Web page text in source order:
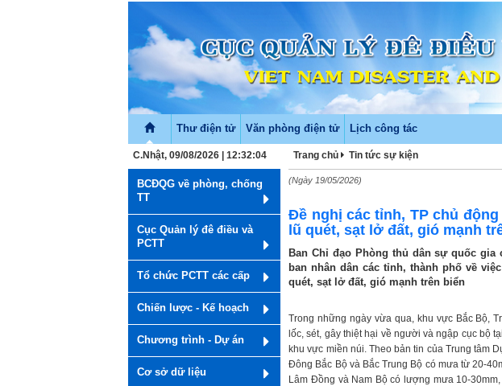
Thư điện tử Văn phòng điện tử Lịch công tác
C.Nhật, 09/08/2026 | 12:32:04 Trang chủ Tin tức sự kiện
BCĐQG về phòng, chống
TT
Cục Quản lý đê điều và
PCTT
Tổ chức PCTT các cấp
Chiến lược - Kế hoạch
Chương trình - Dự án
Cơ sở dữ liệu
(Ngày 19/05/2026)
Đề nghị các tỉnh, TP chủ
lũ quét, sạt lở đất, gió mạnh
Ban Chỉ đạo Phòng thủ dân sự quốc gia
ban nhân dân các tỉnh, thành phố về
quét, sạt lở đất, gió mạnh trên biển
Trong những ngày vừa qua, khu vực Bắc Bộ,
lốc, sét, gây thiệt hại về người và ngập cục bộ
khu vực miền núi. Theo bản tin của Trung tâm
Đông Bắc Bộ và Bắc Trung Bộ có mưa từ 20-
Lâm Đồng và Nam Bộ có lượng mưa 10-